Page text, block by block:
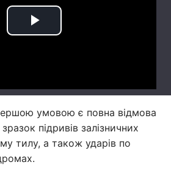
умовою є повна відмова
підривів залізничних
тилу, а також ударів по